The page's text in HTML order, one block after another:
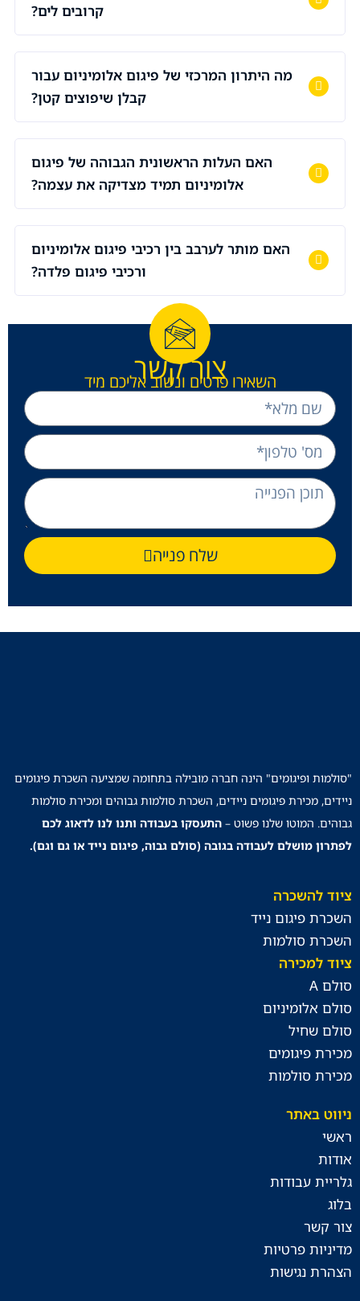
קרובים לים?
מה היתרון המרכזי של פיגום אלומיניום עבור
קבלן שיפוצים קטן?
האם העלות הראשונית הגבוהה של פיגום
אלומיניום תמיד מצדיקה את עצמה?
האם מותר לערבב בין רכיבי פיגום אלומיניום
ורכיבי פיגום פלדה?
צור קשר
השאירו פרטים ונשוב אליכם מיד
שלח פנייה
"סולמות ופיגומים" הינה חברה מובילה בתחומה שמציעה השכרת פיגומים
ניידים, מכירת פיגומים ניידים, השכרת סולמות גבוהים ומכירת סולמות
גבוהים. המוטו שלנו פשוט – התעסקו בעבודה ותנו לנו לדאוג לכם
לפתרון מושלם לעבודה בגובה (סולם גבוה, פיגום נייד או גם וגם).
ציוד להשכרה
השכרת פיגום נייד
השכרת סולמות
ציוד למכירה
סולם A
סולם אלומיניום
סולם שחיל
מכירת פיגומים
מכירת סולמות
ניווט באתר
ראשי
אודות
גלריית עבודות
בלוג
צור קשר
מדיניות פרטיות
הצהרת נגישות